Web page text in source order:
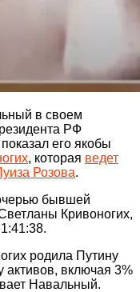
в своем
РФ
его якобы
, которая ведет
Розова.
бывшей
Кривоногих,
родила Путину
включая 3%
Навальный.